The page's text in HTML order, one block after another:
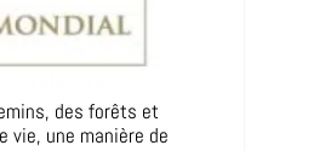
des forêts et
vie, une manière de